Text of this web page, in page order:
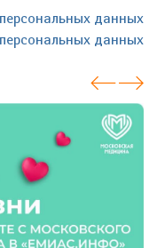
данных
данных